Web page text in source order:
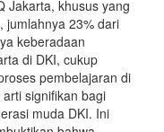
Jakarta, khusus yang
jumlahnya 23% dari
keberadaan
di DKI, cukup
pembelajaran di
signifikan bagi
muda DKI. Ini